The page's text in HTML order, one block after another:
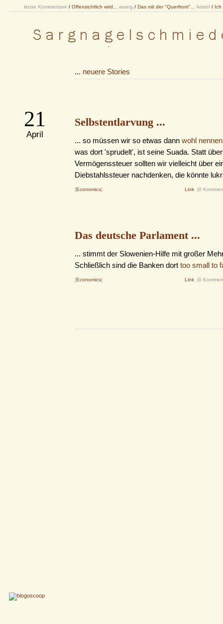
letzte Kommentare / Offensichtlich wird... wuerg / Das mit der "Querfront"... kristof / Ich
... neuere Stories
21
April
Selbstentlarvung ...
... so müssen wir so etwas dann wohl
was dort 'sprudelt', ist seine Suada. Statt
Vermögenssteuer sollten wir vielleicht über
Diebstahlssteuer nachdenken, die könnte
[Economics] Link (0
Das deutsche Parlament ...
... stimmt der Slowenien-Hilfe mit großer
Schließlich sind die Banken dort too small to
[Economics] Link (0